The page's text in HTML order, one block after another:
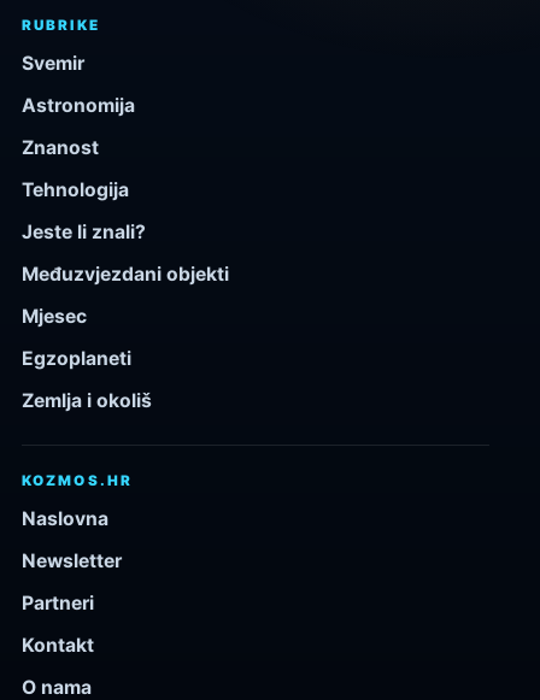
RUBRIKE
Svemir
Astronomija
Znanost
Tehnologija
Jeste li znali?
Međuzvjezdani objekti
Mjesec
Egzoplaneti
Zemlja i okoliš
KOZMOS.HR
Naslovna
Newsletter
Partneri
Kontakt
O nama